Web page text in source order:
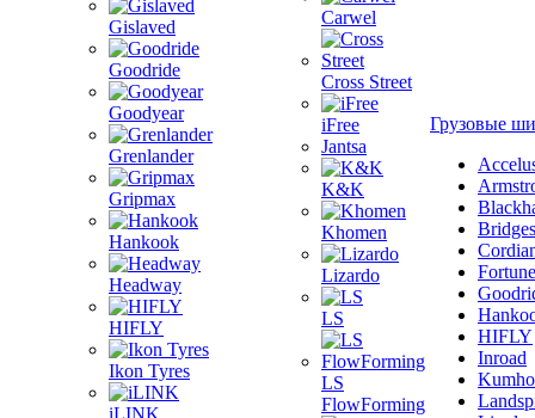
Gislaved
Goodride
Goodyear
Grenlander
Gripmax
Hankook
Headway
HIFLY
Ikon Tyres
iLINK
Carwel
Cross Street
iFree
Jantsa
K&K
Khomen
Lizardo
LS
LS
FlowForming
Грузовые
Fortune
HIFLY
Inroad
Kumho